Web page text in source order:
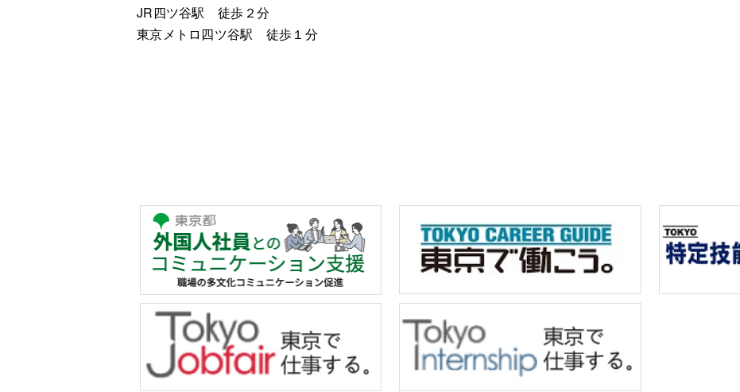
JR四ツ谷駅 徒歩２分
東京メトロ四ツ谷駅 徒歩１分